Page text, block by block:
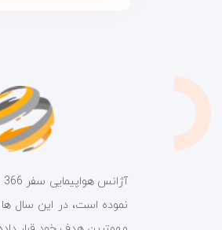
نموده است، در این سال